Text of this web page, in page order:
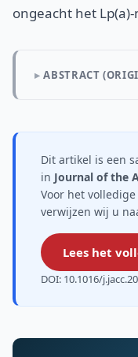
ongeacht het
ABSTRACT
Dit artikel is een
in Journal of the
Voor het
verwijzen wij u
Lees het
DOI: 10.1016/